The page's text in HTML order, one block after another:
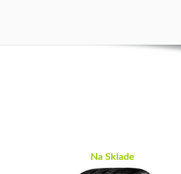
Na Sklade